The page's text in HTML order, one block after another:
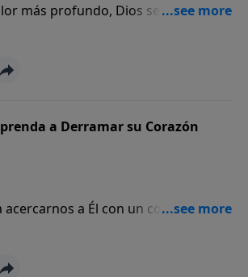
más profundo, Dios se acerca a
para mostrarles Su
a Derramar su Corazón
acercarnos a Él con un corazón
nuestros momentos de mayor